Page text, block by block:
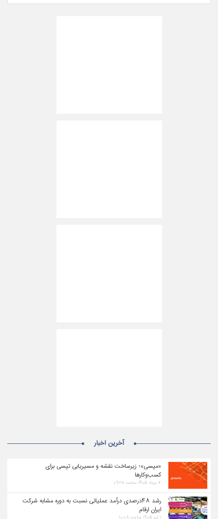
آخرین اخبار
«مپسی»؛ زیرساخت نقشه و مسیریابی تپسی برای
کسب‌وکارها
۷ مرداد ۱۴۰۵ ساعت ۰۹:۲۸
رشد ۴۸درصدی درآمد عملیاتی نسبت به دوره مشابه شرکت
ایران ارقام
۱ تیر ۱۴۰۵ ساعت ۱۰:۰۸